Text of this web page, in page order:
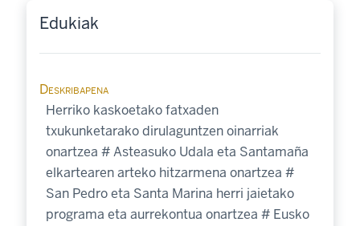
Edukiak
Deskribapena
Herriko kaskoetako fatxaden
txukunketarako dirulaguntzen oinarriak
onartzea # Asteasuko Udala eta Santamaña
elkartearen arteko hitzarmena onartzea #
San Pedro eta Santa Marina herri jaietako
programa eta aurrekontua onartzea # Eusko